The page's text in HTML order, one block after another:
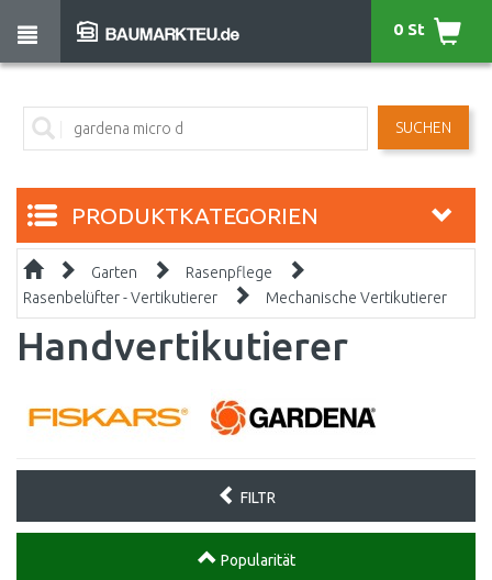
SUCHEN
0 St
PRODUKTKATEGORIEN
Garten
Rasenpflege
Rasenbelüfter - Vertikutierer
Mechanische Vertikutierer
Handvertikutierer
FILTR
Popularität